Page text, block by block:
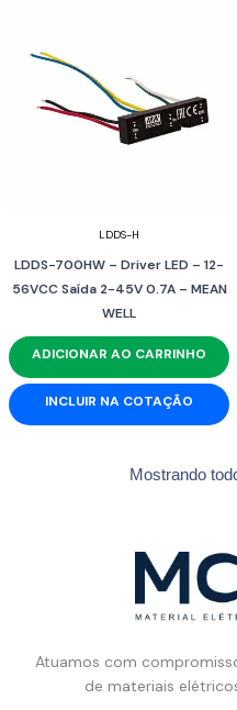
LDDS-H
LDDS-700HW – Driver LED – 12-
56VCC Saída 2-45V 0.7A – MEAN
WELL
ADICIONAR AO CARRINHO
INCLUIR NA COTAÇÃO
Mostrando
Atuamos com
de materiais